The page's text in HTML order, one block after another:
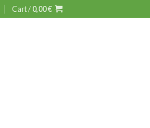
Cart /0,00€